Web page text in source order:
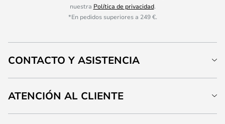
nuestra Política de privacidad.
*En pedidos superiores a 249 €.
CONTACTO Y ASISTENCIA
ATENCIÓN AL CLIENTE